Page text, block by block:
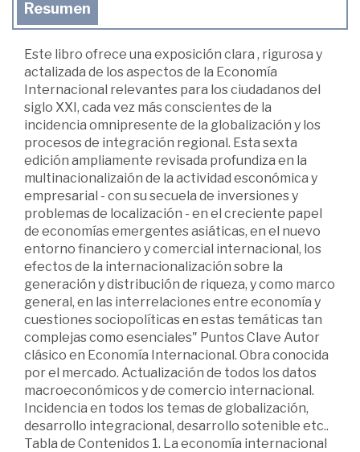
Resumen
Este libro ofrece una exposición clara , rigurosa y
actalizada de los aspectos de la Economía
Internacional relevantes para los ciudadanos del
siglo XXI, cada vez más conscientes de la
incidencia omnipresente de la globalización y los
procesos de integración regional. Esta sexta
edición ampliamente revisada profundiza en la
multinacionalizaión de la actividad esconómica y
empresarial - con su secuela de inversiones y
problemas de localización - en el creciente papel
de economías emergentes asiáticas, en el nuevo
entorno financiero y comercial internacional, los
efectos de la internacionalización sobre la
generación y distribución de riqueza, y como marco
general, en las interrelaciones entre economía y
cuestiones sociopolíticas en estas temáticas tan
complejas como esenciales" Puntos Clave Autor
clásico en Economía Internacional. Obra conocida
por el mercado. Actualización de todos los datos
macroeconómicos y de comercio internacional.
Incidencia en todos los temas de globalización,
desarrollo integracional, desarrollo sotenible etc..
Tabla de Contenidos 1. La economía internacional